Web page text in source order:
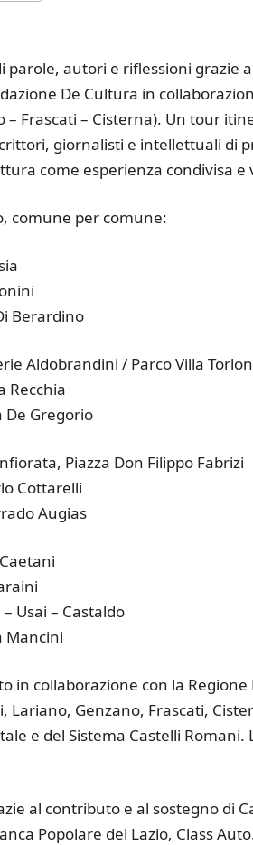
parole, autori e riflessioni grazie
De Cultura in
– Frascati – Cisterna). Un tour
giornalisti e intellettuali di
come esperienza condivisa e
comune per comune:
Berardino
Aldobrandini / Parco Villa
Recchia
De Gregorio
Piazza Don Filippo Fabrizi
Cottarelli
Augias
Usai – Castaldo
Mancini
in collaborazione con la
Lariano, Genzano, Frascati,
e del Sistema Castelli Romani.
al contributo e al sostegno di
Popolare del Lazio, Class